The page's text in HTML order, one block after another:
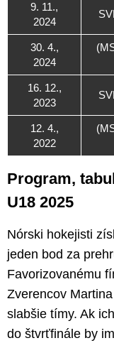
9. 11.,
2024
30. 4.,
2024
16. 12.,
2023
12. 4.,
2022
Program,
U18 2025
Nórski hokejisti
jeden bod za
Favorizovanému
Zverencov
slabšie tímy. Ak
do štvrťfinále by